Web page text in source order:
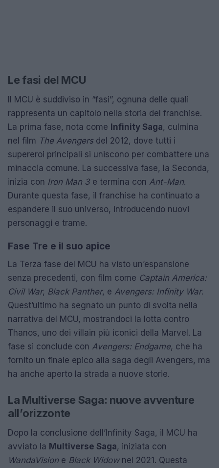
Le fasi del MCU
Il MCU è suddiviso in “fasi”, ognuna delle quali
rappresenta un capitolo nella storia del franchise.
La prima fase, nota come Infinity Saga, culmina
nel film The Avengersdel 2012, dove tutti i
supereroi principali si uniscono per combattere una
minaccia comune. La successiva fase, la Seconda,
inizia con Iron Man 3 e termina con Ant-Man.
Durante questa fase, il franchise ha continuato a
espandere il suo universo, introducendo nuovi
personaggi e trame.
Fase Tre e il suo apice
La Terza fase del MCU ha visto un’espansione
senza precedenti, con film come Captain America:
Civil War, Black Panther, e Avengers: Infinity War.
Quest’ultimo ha segnato un punto di svolta nella
narrativa del MCU, mostrandoci la lotta contro
Thanos, uno dei villain più iconici della Marvel. La
fase si conclude con Avengers: Endgame, che ha
fornito un finale epico alla saga degli Avengers, ma
ha anche aperto la strada a nuove storie.
La Multiverse Saga: nuove avventure
all’orizzonte
Dopo la conclusione dell’Infinity Saga, il MCU ha
avviato la Multiverse Saga, iniziata con
WandaVision e Black Widownel 2021. Questa